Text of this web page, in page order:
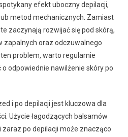
efekt uboczny depilacji,
metod mechanicznych. Zamiast
zaczynają rozwijać się pod skórą,
zapalnych oraz odczuwalnego
problem, warto regularnie
odpowiednie nawilżenie skóry po
i po depilacji jest kluczowa dla
Użycie łagodzących balsamów
po depilacji może znacząco